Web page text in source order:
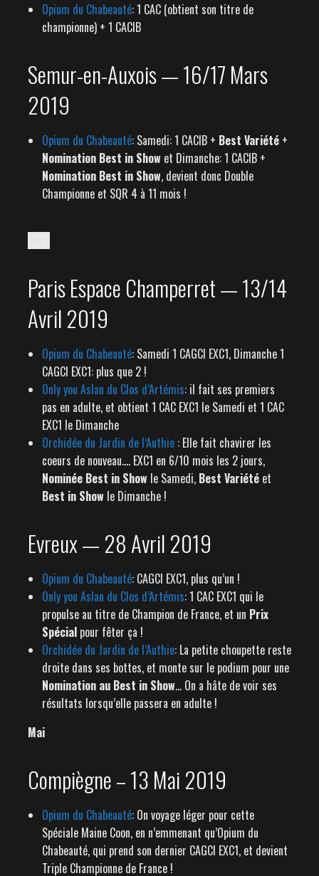
Opium du Chabeauté: 1 CAC (obtient son titre de
championne) + 1 CACIB
Semur-en-Auxois — 16/17 Mars
2019
Opium du Chabeauté: Samedi: 1 CACIB + Best Variété +
Nomination Best in Show et Dimanche: 1 CACIB +
Nomination Best in Show, devient donc Double
Championne et SQR 4 à 11 mois !
Paris Espace Champerret — 13/14
Avril 2019
Opium du Chabeauté: Samedi 1 CAGCI EXC1, Dimanche 1
CAGCI EXC1: plus que 2 !
Only you Aslan du Clos d’Artémis: il fait ses premiers
pas en adulte, et obtient 1 CAC EXC1 le Samedi et 1 CAC
EXC1 le Dimanche
Orchidée du Jardin de l’Authie : Elle fait chavirer les
coeurs de nouveau…. EXC1 en 6/10 mois les 2 jours,
Nominée Best in Show le Samedi, Best Variété et
Best in Show le Dimanche !
Evreux — 28 Avril 2019
Opium du Chabeauté: CAGCI EXC1, plus qu’un !
Only you Aslan du Clos d’Artémis: 1 CAC EXC1 qui le
propulse au titre de Champion de France, et un Prix
Spécial pour fêter ça !
Orchidée du Jardin de l’Authie: La petite choupette reste
droite dans ses bottes, et monte sur le podium pour une
Nomination au Best in Show… On a hâte de voir ses
résultats lorsqu’elle passera en adulte !
Mai
Compiègne – 13 Mai 2019
Opium du Chabeauté: On voyage léger pour cette
Spéciale Maine Coon, en n’emmenant qu’Opium du
Chabeauté, qui prend son dernier CAGCI EXC1, et devient
Triple Championne de France !